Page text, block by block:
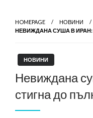
HOMEPAGE
НОВИНИ
НЕВИЖДАНА СУША В
НОВИНИ
Невиждана
стигна до